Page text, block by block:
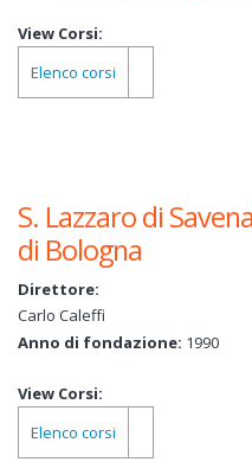
View Corsi:
Elenco corsi
S. Lazzaro di
di Bologna
Direttore:
Carlo Caleffi
Anno di fondazione: 1990
View Corsi:
Elenco corsi